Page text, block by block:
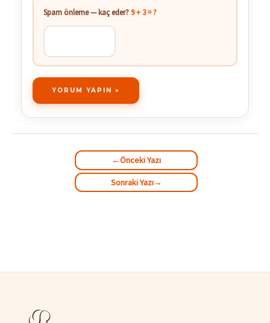
Spam önleme — kaç eder?9 + 3 = ?
←Önceki Yazı
Sonraki Yazı→